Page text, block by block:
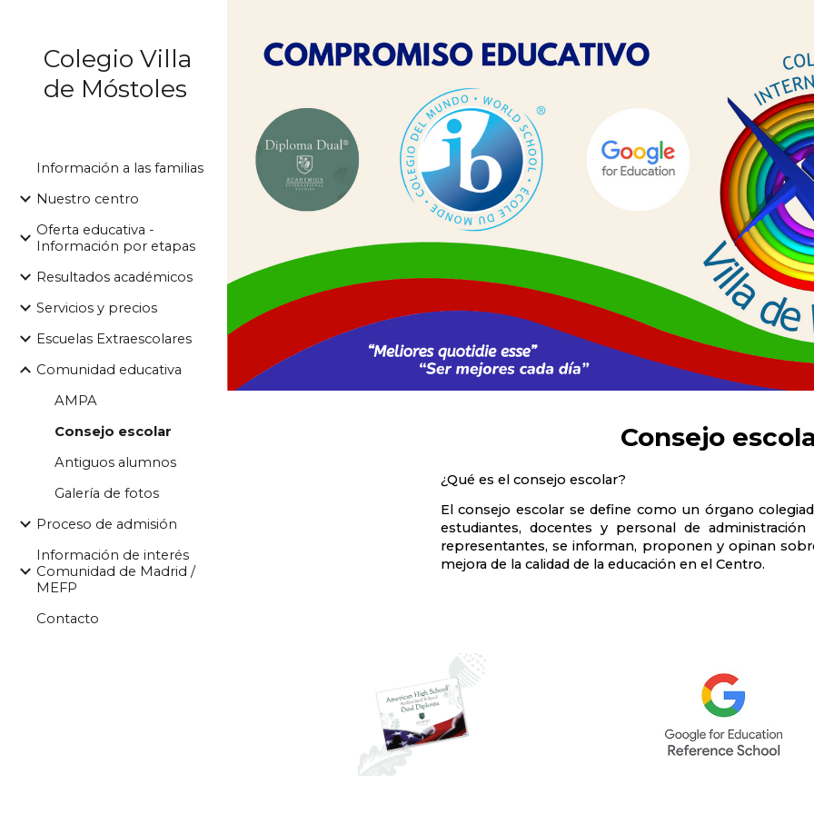
Colegio Villa
de Móstoles
Información a las familias
Nuestro centro
Oferta educativa -
Información por etapas
Resultados académicos
Servicios y precios
Escuelas Extraescolares
Comunidad educativa
AMPA
Consejo escolar
Antiguos alumnos
Galería de fotos
Proceso de admisión
Información de interés
Comunidad de Madrid /
MEFP
Contacto
Consejo
¿Qué es el consejo escolar?
El consejo escolar se define como un órgano
estudiantes, docentes y personal de
representantes, se informan, proponen y opinan
mejora de la calidad de la educación en el Centro.